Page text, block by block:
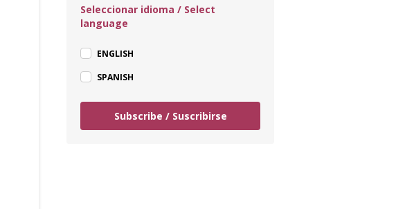
Seleccionar idioma / Select
language
ENGLISH
SPANISH
Subscribe / Suscribirse